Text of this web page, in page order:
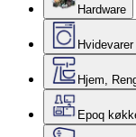
Hardware
Hvidevarer
Hjem,
Epoq